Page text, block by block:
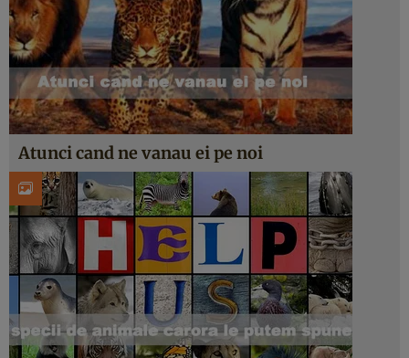
Atunci cand ne vanau ei pe noi